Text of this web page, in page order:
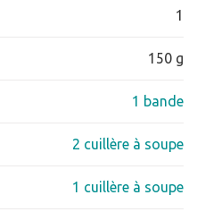
1
150 g
1 bande
2 cuillère à soupe
1 cuillère à soupe